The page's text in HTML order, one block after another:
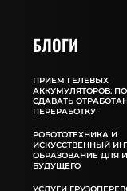
БЛОГИ
ПРИЕМ ГЕЛЕВЫХ
АККУМУЛЯТОРОВ:
СДАВАТЬ
ПЕРЕРАБОТКУ
РОБОТОТЕХНИКА И
ИСКУССТВЕННЫЙ
ОБРАЗОВАНИЕ ДЛЯ
БУДУЩЕГО
УСЛУГИ